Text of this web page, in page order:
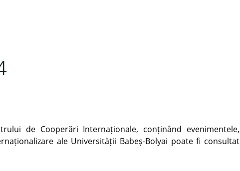
de Cooperări Internaționale, conținând evenimentele,
ale Universității Babeș-Bolyai poate fi consultat